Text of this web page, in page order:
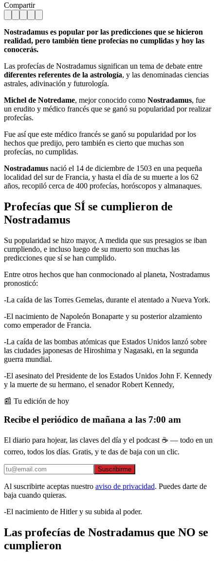
Compartir
Nostradamus es popular por las predicciones que se hicieron
realidad, pero también tiene profecías no cumplidas y hoy las
conocerás.
Las profecías de Nostradamus significan un tema de debate entre
diferentes referentes de la astrología, y las denominadas ciencias
astrales, adivinación y futurología.
Michel de Notredame, mejor conocido como Nostradamus, fue
un erudito y médico francés que se ganó su popularidad por realizar
profecías.
Fue así que este médico francés se ganó su popularidad por los
hechos que predijo, pero también es cierto que muchas son
profecías, no cumplidas.
Nostradamus nació el 14 de diciembre de 1503 en una pequeña
localidad del sur de Francia, y hasta el día de su muerte a los 62
años, recopiló cerca de 400 profecías, horóscopos y almanaques.
Profecías que SÍ se cumplieron de
Nostradamus
Su popularidad se hizo mayor, A medida que sus presagios se iban
cumpliendo, e incluso luego de su muerto son muchas las
predicciones que sí se han cumplido.
Entre otros hechos que han conmocionado al planeta, Nostradamus
pronosticó:
-La caída de las Torres Gemelas, durante el atentado a Nueva York.
-El nacimiento de Napoleón Bonaparte y su posterior alzamiento
como emperador de Francia.
-La caída de las bombas atómicas que Estados Unidos lanzó sobre
las ciudades japonesas de Hiroshima y Nagasaki, en la segunda
guerra mundial.
-El asesinato del Presidente de los Estados Unidos John F. Kennedy
y la muerte de su hermano, el senador Robert Kennedy,
📰 Tu edición de hoy
Recibe el periódico de mañana a las 7:00 am
El diario para hojear, las claves del día y el podcast ☕ — todo en un
correo, todos los días. Gratis, y te das de baja con un clic.
Suscribirme
Al suscribirte aceptas nuestro aviso de privacidad. Puedes darte de
baja cuando quieras.
-El nacimiento de Hitler y su subida al poder.
Las profecías de Nostradamus que NO se
cumplieron